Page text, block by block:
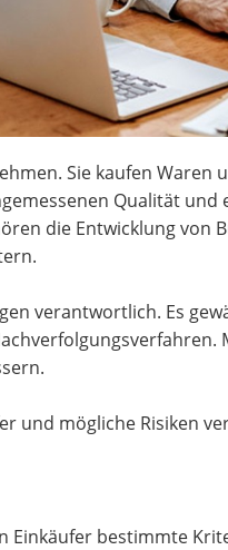
Sie kaufen Waren
Qualität und
die Entwicklung von
verantwortlich. Es
und mögliche Risiken
bestimmte